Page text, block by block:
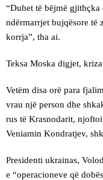
“Duhet të bëjmë
ndërmarrjet bujqësore të
korrja”, tha ai.
Teksa Moska digjet,
Vetëm disa orë para
vrau një person dhe
rus të Krasnodarit,
Veniamin Kondratjev,
Presidenti ukrainas,
e “operacioneve që